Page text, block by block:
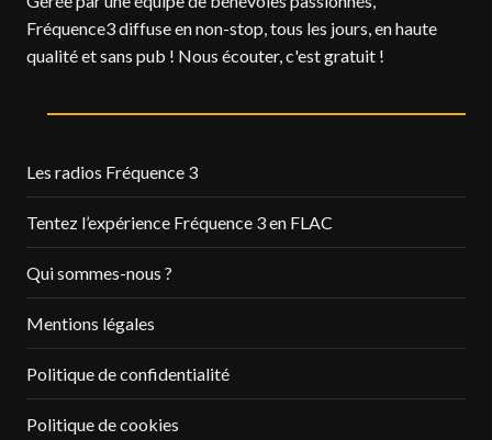
Fréquence3 diffuse en non-stop, tous les jours, en haute
qualité et sans pub ! Nous écouter, c'est gratuit !
Les radios Fréquence 3
Tentez l’expérience Fréquence 3 en FLAC
Qui sommes-nous ?
Mentions légales
Politique de confidentialité
Politique de cookies